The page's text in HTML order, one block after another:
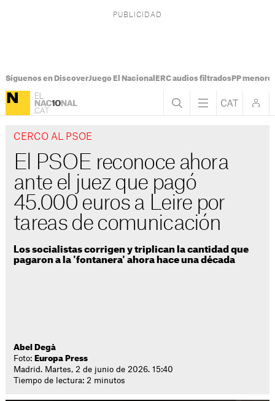
Síguenos en DiscoverJuego El Nacional ERC audios filtradosPP
CERCO AL PSOE
El PSOE reconoce ahora
ante el juez que pagó
45.000 euros a Leire por
tareas de comunicación
Los socialistas corrigen y triplican la cantidad que
pagaron a la 'fontanera' ahora hace una década
Abel Degà
Foto: Europa Press
Madrid. Martes, 2 de junio de 2026. 15:40
Tiempo de lectura: 2 minutos